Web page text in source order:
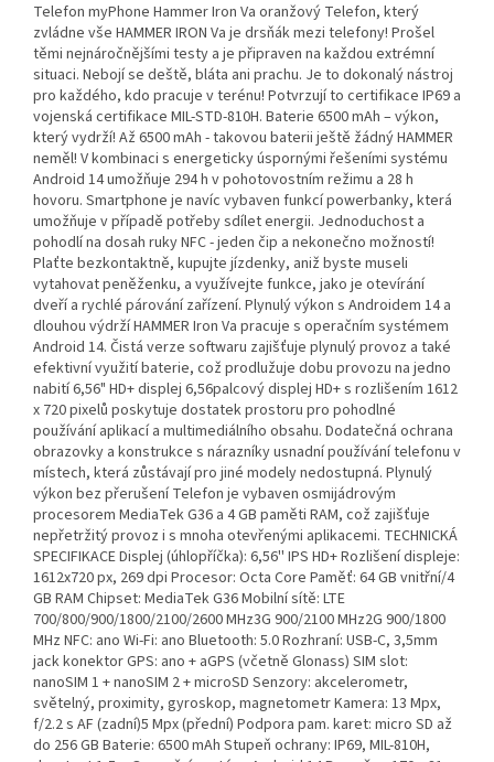
Telefon myPhone Hammer Iron Va oranžový Telefon, který
zvládne vše HAMMER IRON Va je drsňák mezi telefony! Prošel
těmi nejnáročnějšími testy a je připraven na každou extrémní
situaci. Nebojí se deště, bláta ani prachu. Je to dokonalý nástroj
pro každého, kdo pracuje v terénu! Potvrzují to certifikace IP69 a
vojenská certifikace MIL-STD-810H. Baterie 6500 mAh – výkon,
který vydrží! Až 6500 mAh - takovou baterii ještě žádný HAMMER
neměl! V kombinaci s energeticky úspornými řešeními systému
Android 14 umožňuje 294 h v pohotovostním režimu a 28 h
hovoru. Smartphone je navíc vybaven funkcí powerbanky, která
umožňuje v případě potřeby sdílet energii. Jednoduchost a
pohodlí na dosah ruky NFC - jeden čip a nekonečno možností!
Plaťte bezkontaktně, kupujte jízdenky, aniž byste museli
vytahovat peněženku, a využívejte funkce, jako je otevírání
dveří a rychlé párování zařízení. Plynulý výkon s Androidem 14 a
dlouhou výdrží HAMMER Iron Va pracuje s operačním systémem
Android 14. Čistá verze softwaru zajišťuje plynulý provoz a také
efektivní využití baterie, což prodlužuje dobu provozu na jedno
nabití 6,56" HD+ displej 6,56palcový displej HD+ s rozlišením 1612
x 720 pixelů poskytuje dostatek prostoru pro pohodlné
používání aplikací a multimediálního obsahu. Dodatečná ochrana
obrazovky a konstrukce s nárazníky usnadní používání telefonu v
místech, která zůstávají pro jiné modely nedostupná. Plynulý
výkon bez přerušení Telefon je vybaven osmijádrovým
procesorem MediaTek G36 a 4 GB paměti RAM, což zajišťuje
nepřetržitý provoz i s mnoha otevřenými aplikacemi. TECHNICKÁ
SPECIFIKACE Displej (úhlopříčka): 6,56'' IPS HD+ Rozlišení displeje:
1612x720 px, 269 dpi Procesor: Octa Core Paměť: 64 GB vnitřní/4
GB RAM Chipset: MediaTek G36 Mobilní sítě: LTE
700/800/900/1800/2100/2600 MHz3G 900/2100 MHz2G 900/1800
MHz NFC: ano Wi-Fi: ano Bluetooth: 5.0 Rozhraní: USB-C, 3,5mm
jack konektor GPS: ano + aGPS (včetně Glonass) SIM slot:
nanoSIM 1 + nanoSIM 2 + microSD Senzory: akcelerometr,
světelný, proximity, gyroskop, magnetometr Kamera: 13 Mpx,
f/2.2 s AF (zadní)5 Mpx (přední) Podpora pam. karet: micro SD až
do 256 GB Baterie: 6500 mAh Stupeň ochrany: IP69, MIL-810H,